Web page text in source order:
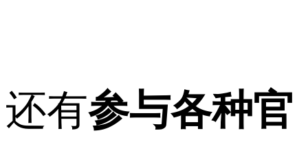
还有参与各种官